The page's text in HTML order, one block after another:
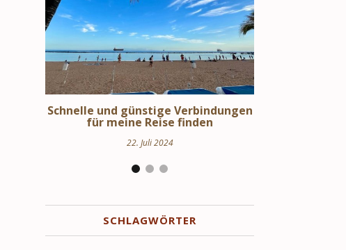
Schweden Urlaub – Haus am See in
Uppland
24. März 2024
SCHLAGWÖRTER